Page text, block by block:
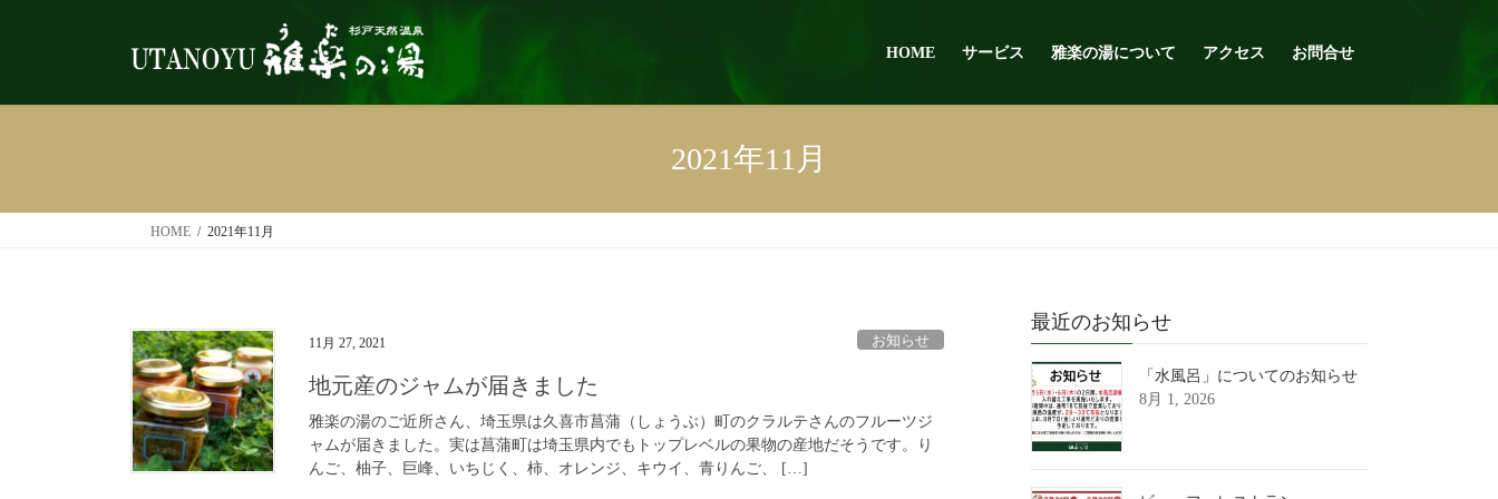
HOME サービス 雅楽の湯について アクセス お問合せ
2021年11月
HOME 2021年11月
11月 27, 2021 お知らせ
地元産のジャムが届きました
雅楽の湯のご近所さん、埼玉県は久喜市菖蒲（しょうぶ）町のクラルテさんのフルーツジ
ャムが届きました。実は菖蒲町は埼玉県内でもトップレベルの果物の産地だそうです。り
んご、柚子、巨峰、いちじく、柿、オレンジ、キウイ、青りんご、 […]
最近のお知らせ
「水風呂」についてのお知らせ
8月 1, 2026